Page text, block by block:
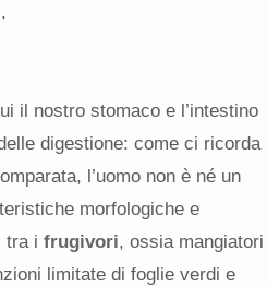
il nostro stomaco e l’intestino
digestione: come ci ricorda
l’uomo non è né un
morfologiche e
tra i frugivori, ossia mangiatori
limitate di foglie verdi e